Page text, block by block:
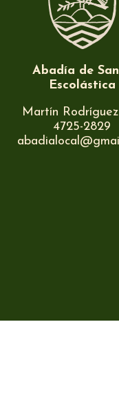
Abadía de
Escolástica
Martín
4725-2829